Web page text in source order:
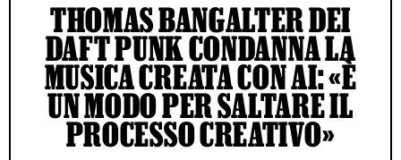
THOMAS BANGALTER DEI
DAFT PUNK CONDANNA LA
MUSICA CREATA CON AI: «È
UN MODO PER SALTARE IL
PROCESSO CREATIVO»